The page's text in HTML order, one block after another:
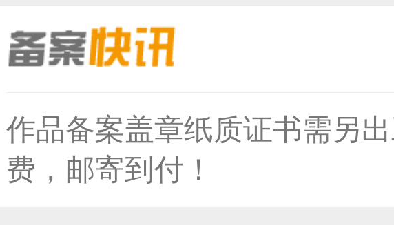
恭喜159****4930用户作品
作品备案盖章纸质证书需另
费，邮寄到付！